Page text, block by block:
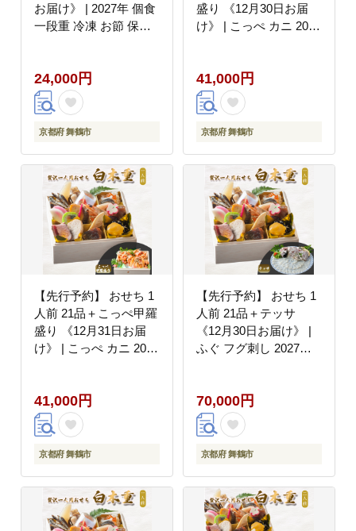
お届け》 | 2027年 個食
一段重 冷凍 お節 保存
理 盛り付け済み 取り分
け不要 年末 お取り寄せ
年内発送
24,000円
京都府 舞鶴市
盛り 《12月30日お届
け》 | こっぺ カニ 2027
おすすめ 京都 舞鶴 お
せち料理 盛り付け済み
取り分け不要 年末 お取
り寄せ 年内発送
41,000円
京都府 舞鶴市
【先行予約】 おせち 1
人前 21品＋こっぺ甲羅
盛り 《12月31日お届
け》 | こっぺ カニ 2027
おすすめ 京都 舞鶴 お
せち料理 盛り付け済み
取り分け不要 年末 お取
り寄せ 年内発送
41,000円
京都府 舞鶴市
【先行予約】 おせち 1
人前 21品＋テッサ
《12月30日お届け》 |
ふぐ フグ刺し 2027年
すすめ 京都 舞鶴 おせ
ち料理 盛り付け済み 取
り分け不要 年末 お取り
寄せ 年内発送
70,000円
京都府 舞鶴市